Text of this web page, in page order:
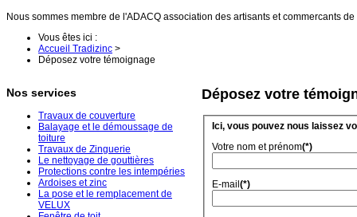
Nous sommes membre de l'ADACQ association des artisants et commercants
Vous êtes ici :
Accueil Tradizinc >
Déposez votre témoignage
Nos services
Travaux de couverture
Balayage et le démoussage de
toiture
Travaux de Zinguerie
Le nettoyage de gouttières
Protections contre les intempéries
Ardoises et zinc
La pose et le remplacement de
VELUX
Déposez votre
Ici, vous pouvez nous laissez
Votre nom et prénom(*)
E-mail(*)